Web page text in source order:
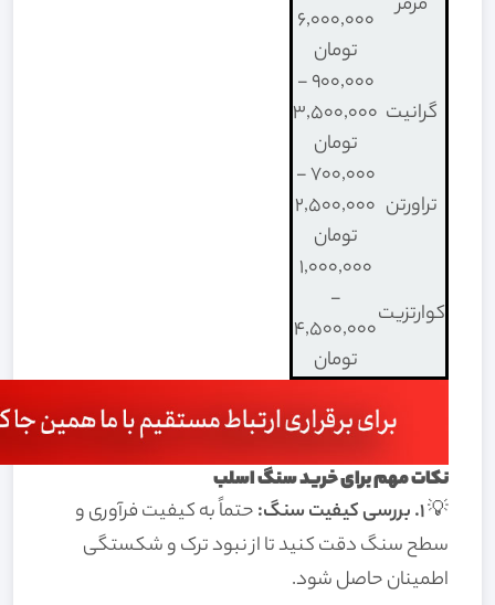
6,000,000
تومان
گرانیت
900,000 -
3,500,000
تومان
تراورتن
700,000 -
2,500,000
تومان
کوارتزیت
1,000,000
-
4,500,000
تومان
نکات مهم برای خرید سنگ اسلب
💡1. بررسی کیفیت سنگ:
حتماً به کیفیت فرآوری و
سطح سنگ دقت کنید تا از نبود ترک و شکستگی
اطمینان حاصل شود.